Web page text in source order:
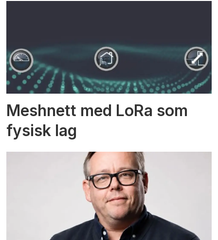
Meshnett med LoRa som
fysisk lag